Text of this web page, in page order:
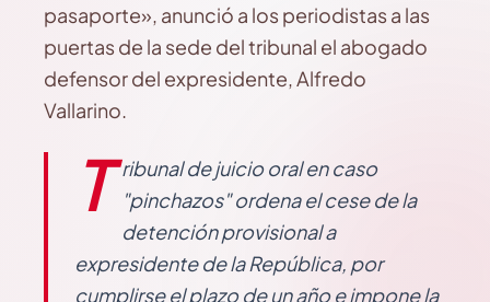
pasaporte», anunció a los periodistas a las
puertas de la sede del tribunal el abogado
defensor del expresidente, Alfredo
Vallarino.
T ribunal de juicio oral en caso
"pinchazos" ordena el cese de la
detención provisional a
expresidente de la República, por
cumplirse el plazo de un año e impone la